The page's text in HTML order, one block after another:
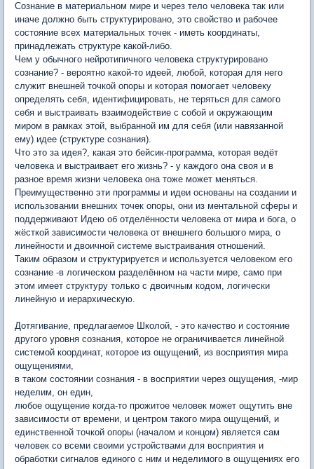
Сознание в материальном мире и через тело человека так или
иначе должно быть структурировано, это свойство и рабочее
состояние всех материальных точек - иметь координаты,
принадлежать структуре какой-либо.
Чем у обычного нейротипичного человека структурировано
сознание? - вероятно какой-то идеей, любой, которая для него
служит внешней точкой опоры и которая помогает человеку
определять себя, идентифицировать, не теряться для самого
себя и выстраивать взаимодействие с собой и окружающим
миром в рамках этой, выбранной им для себя (или навязанной
ему) идее (структуре сознания).
Что это за идея?, какая это бейсик-программа, которая ведёт
человека и выстраивает его жизнь? - у каждого она своя и в
разное время жизни человека она тоже может меняться.
Преимущественно эти программы и идеи основаны на создании и
использовании внешних точек опоры, они из ментальной сферы и
поддерживают Идею об отделённости человека от мира и бога, о
жёсткой зависимости человека от внешнего большого мира, о
линейности и двоичной системе выстраивания отношений.
Таким образом и структурируется и используется человеком его
сознание -в логическом разделённом на части мире, само при
этом имеет структуру только с двоичным кодом, логически
линейную и иерархическую.
Дотягивание, предлагаемое Школой, - это качество и состояние
другого уровня сознания, которое не ограничивается линейной
системой координат, которое из ощущений, из восприятия мира
ощущениями,
в таком состоянии сознания - в восприятии через ощущения, -мир
неделим, он един,
любое ощущение когда-то прожитое человек может ощутить вне
зависимости от времени, и центром такого мира ощущений, и
единственной точкой опоры (началом и концом) является сам
человек со всеми своими устройствами для восприятия и
обработки сигналов единого с ним и неделимого в ощущениях его